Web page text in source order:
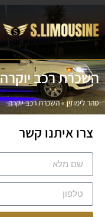
השכרת רכב יוקרה
סהר לימוזין»השכרת רכב יוקרה
צרו איתנו קשר